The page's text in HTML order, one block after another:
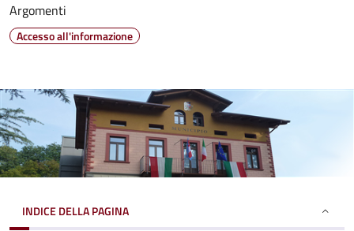
Argomenti
Accesso all'informazione
INDICE DELLA PAGINA